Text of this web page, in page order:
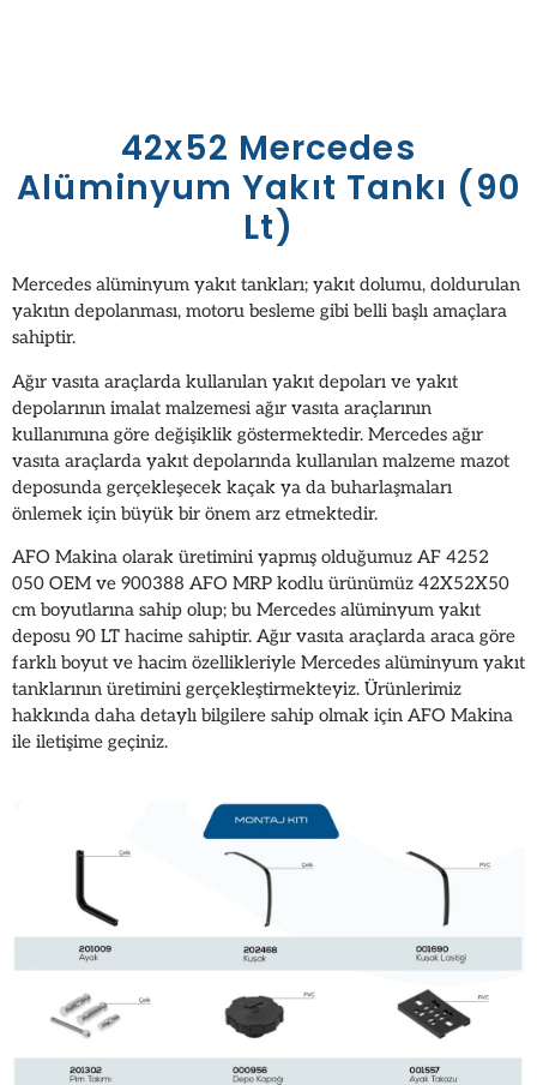
42x52 Mercedes
Alüminyum Yakıt Tankı (90
Lt)
Mercedes alüminyum yakıt tankları; yakıt dolumu, doldurulan
yakıtın depolanması, motoru besleme gibi belli başlı amaçlara
sahiptir.
Ağır vasıta araçlarda kullanılan yakıt depoları ve yakıt
depolarının imalat malzemesi ağır vasıta araçlarının
kullanımına göre değişiklik göstermektedir. Mercedes ağır
vasıta araçlarda yakıt depolarında kullanılan malzeme mazot
deposunda gerçekleşecek kaçak ya da buharlaşmaları
önlemek için büyük bir önem arz etmektedir.
AFO Makina olarak üretimini yapmış olduğumuz AF 4252
050 OEM ve 900388 AFO MRP kodlu ürünümüz 42X52X50
cm boyutlarına sahip olup; bu Mercedes alüminyum yakıt
deposu 90 LT hacime sahiptir. Ağır vasıta araçlarda araca göre
farklı boyut ve hacim özellikleriyle Mercedes alüminyum yakıt
tanklarının üretimini gerçekleştirmekteyiz. Ürünlerimiz
hakkında daha detaylı bilgilere sahip olmak için AFO Makina
ile iletişime geçiniz.